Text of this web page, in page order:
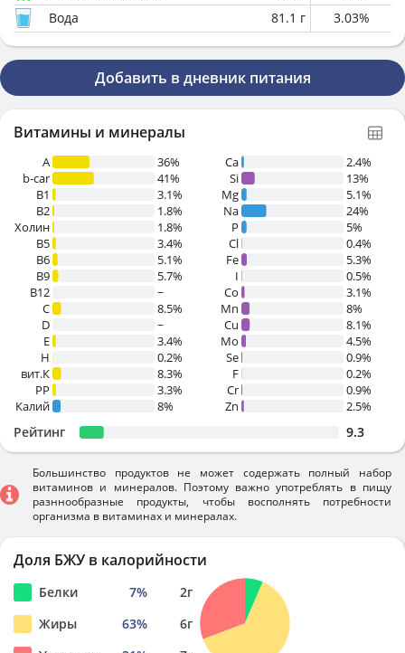
Вода
81.1 г 3.03%
Добавить в дневник питания
Витамины и минералы
A
36%
b-car
41%
В1
3.1%
B2
1.8%
Холин
1.8%
B5
3.4%
B6
5.1%
B9
5.7%
B12
~
C
8.5%
D
~
E
3.4%
H
0.2%
вит.К
8.3%
PP
3.3%
Калий
8%
Ca
2.4%
Si
13%
Mg
5.1%
Na
24%
P
5%
Cl
0.4%
Fe
5.3%
I
0.5%
Co
3.1%
Mn
8%
Cu
8.1%
Mo
4.5%
Se
0.9%
F
0.2%
Cr
0.9%
Zn
2.5%
Рейтинг 9.3
Большинство продуктов не может содержать полный набор
витаминов и минералов. Поэтому важно употреблять в пищу
разннообразные продукты, чтобы восполнять потребности
организма в витаминах и минералах.
Доля БЖУ в калорийности
Белки 7% 2г
Жиры
63% 6г